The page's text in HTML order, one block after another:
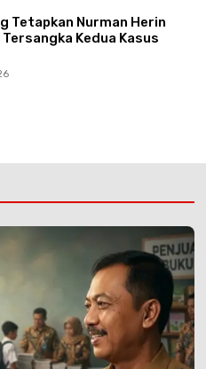
Tetapkan Nurman Herin
Kedua Kasus